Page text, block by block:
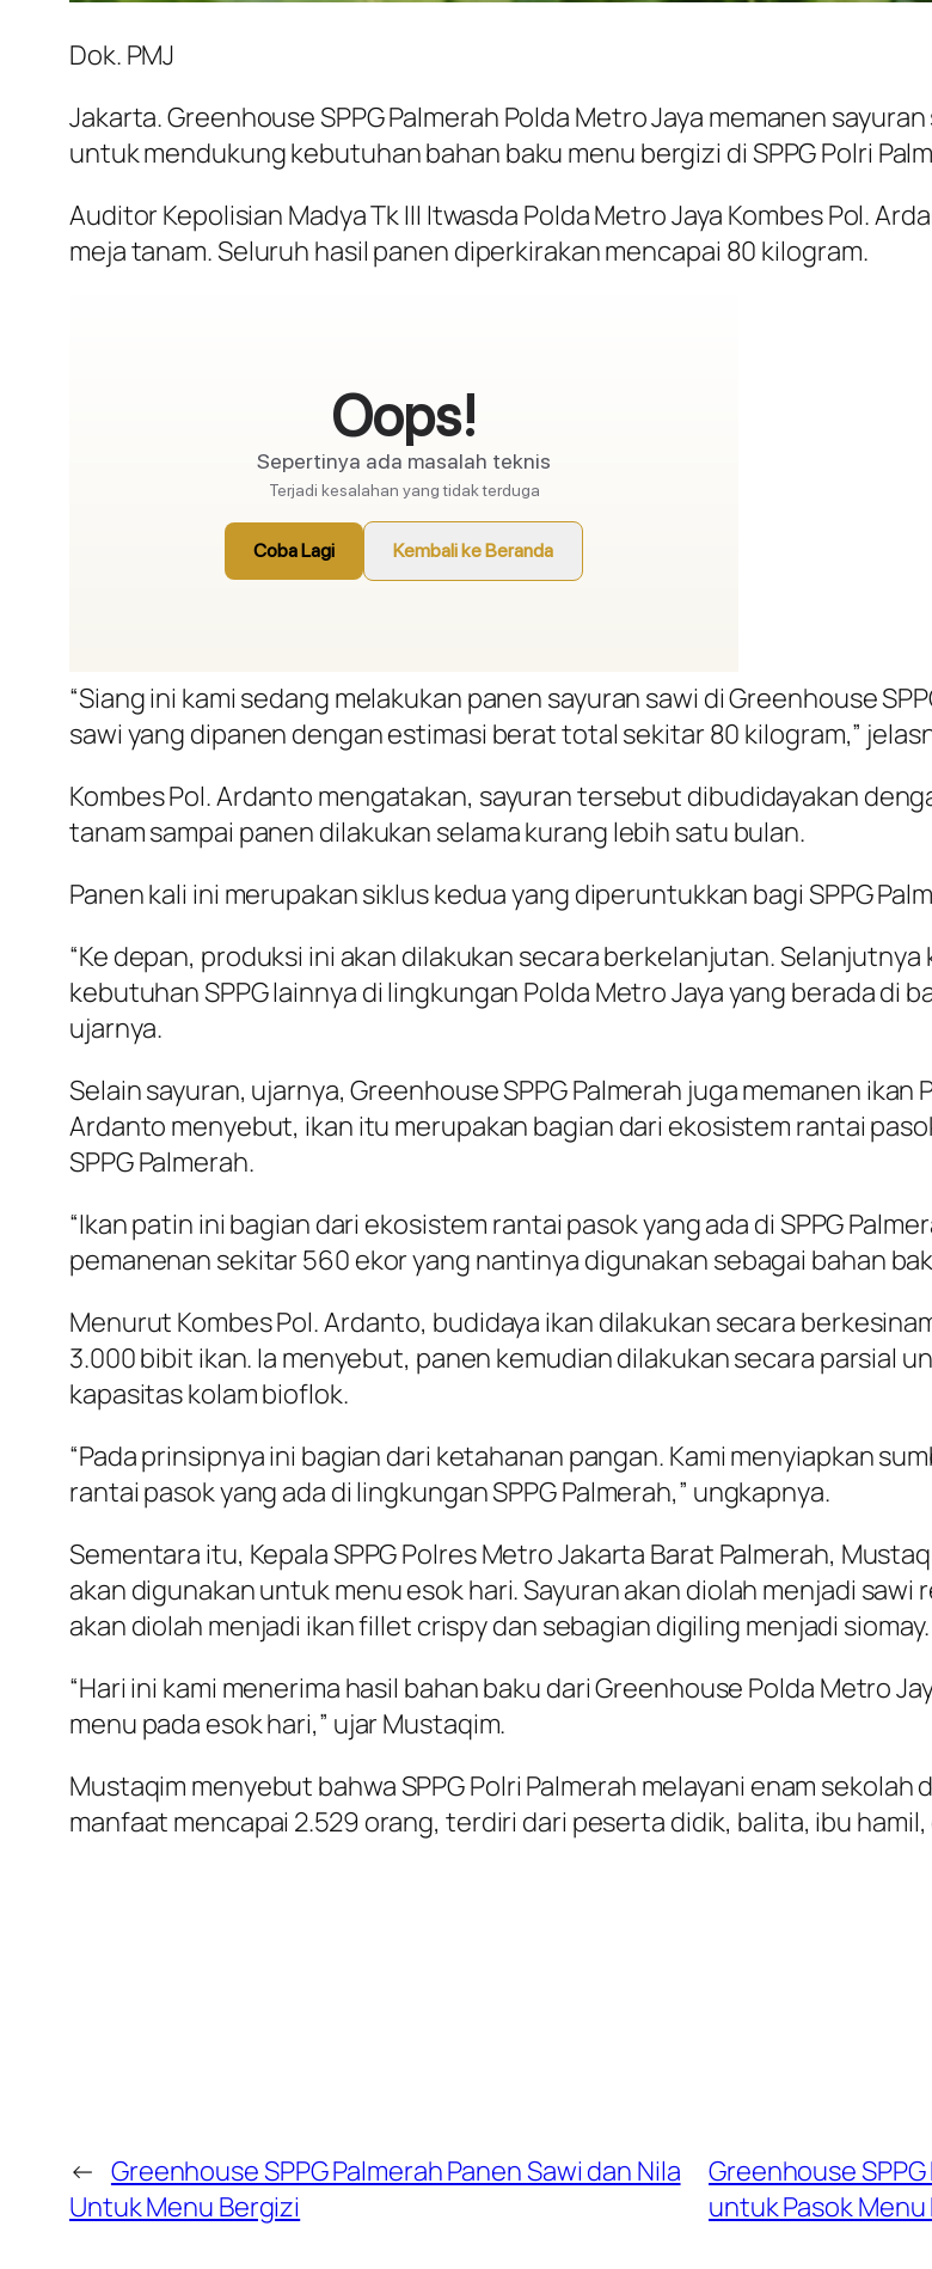
Dok. PMJ
Jakarta. Greenhouse SPPG Palmerah Polda Metro Jaya memanen
untuk mendukung kebutuhan bahan baku menu bergizi di SPPG Polri
Auditor Kepolisian Madya Tk III Itwasda Polda Metro Jaya Kombes Pol.
meja tanam. Seluruh hasil panen diperkirakan mencapai 80 kilogram.
“Siang ini kami sedang melakukan panen sayuran sawi di Greenhouse
sawi yang dipanen dengan estimasi berat total sekitar 80 kilogram,”
Kombes Pol. Ardanto mengatakan, sayuran tersebut dibudidayakan
tanam sampai panen dilakukan selama kurang lebih satu bulan.
Panen kali ini merupakan siklus kedua yang diperuntukkan bagi SPPG
“Ke depan, produksi ini akan dilakukan secara berkelanjutan.
kebutuhan SPPG lainnya di lingkungan Polda Metro Jaya yang berada di
ujarnya.
Selain sayuran, ujarnya, Greenhouse SPPG Palmerah juga memanen
Ardanto menyebut, ikan itu merupakan bagian dari ekosistem rantai
SPPG Palmerah.
“Ikan patin ini bagian dari ekosistem rantai pasok yang ada di SPPG
pemanenan sekitar 560 ekor yang nantinya digunakan sebagai bahan
Menurut Kombes Pol. Ardanto, budidaya ikan dilakukan secara
3.000 bibit ikan. Ia menyebut, panen kemudian dilakukan secara parsial
kapasitas kolam bioflok.
“Pada prinsipnya ini bagian dari ketahanan pangan. Kami menyiapkan
rantai pasok yang ada di lingkungan SPPG Palmerah,” ungkapnya.
Sementara itu, Kepala SPPG Polres Metro Jakarta Barat Palmerah,
akan digunakan untuk menu esok hari. Sayuran akan diolah menjadi
akan diolah menjadi ikan fillet crispy dan sebagian digiling menjadi siomay.
“Hari ini kami menerima hasil bahan baku dari Greenhouse Polda Metro
menu pada esok hari,” ujar Mustaqim.
Mustaqim menyebut bahwa SPPG Polri Palmerah melayani enam
manfaat mencapai 2.529 orang, terdiri dari peserta didik, balita, ibu
← Greenhouse SPPG Palmerah Panen Sawi dan Nila
Untuk Menu Bergizi
Greenhouse
untuk Pasok Menu